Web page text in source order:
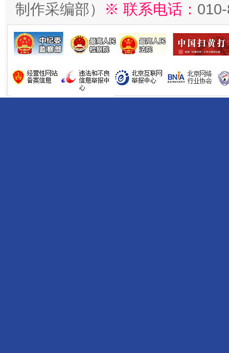
制作采编部）
※ 联系电话：